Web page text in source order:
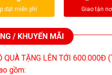
là:
/ KHUYẾN MÃI
QUÀ TẶNG LÊN TỚI 600.000Đ
gồm: